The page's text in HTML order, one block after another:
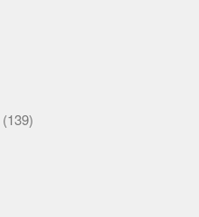
(139)